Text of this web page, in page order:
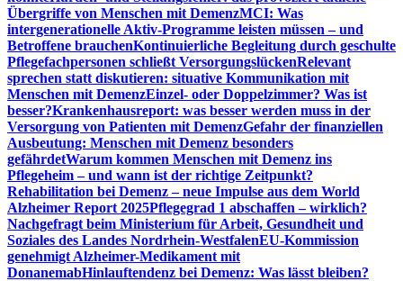
Übergriffe von Menschen mit DemenzMCI: Was
intergenerationelle Aktiv-Programme leisten müssen – und
Betroffene brauchenKontinuierliche Begleitung durch geschulte
Pflegefachpersonen schließt VersorgungslückenRelevant
sprechen statt diskutieren: situative Kommunikation mit
Menschen mit DemenzEinzel- oder Doppelzimmer? Was ist
besser?Krankenhausreport: was besser werden muss in der
Versorgung von Patienten mit DemenzGefahr der finanziellen
Ausbeutung: Menschen mit Demenz besonders
gefährdetWarum kommen Menschen mit Demenz ins
Pflegeheim – und wann ist der richtige Zeitpunkt?
Rehabilitation bei Demenz – neue Impulse aus dem World
Alzheimer Report 2025Pflegegrad 1 abschaffen – wirklich?
Nachgefragt beim Ministerium für Arbeit, Gesundheit und
Soziales des Landes Nordrhein-WestfalenEU-Kommission
genehmigt Alzheimer-Medikament mit
DonanemabHinlauftendenz bei Demenz: Was lässt bleiben?